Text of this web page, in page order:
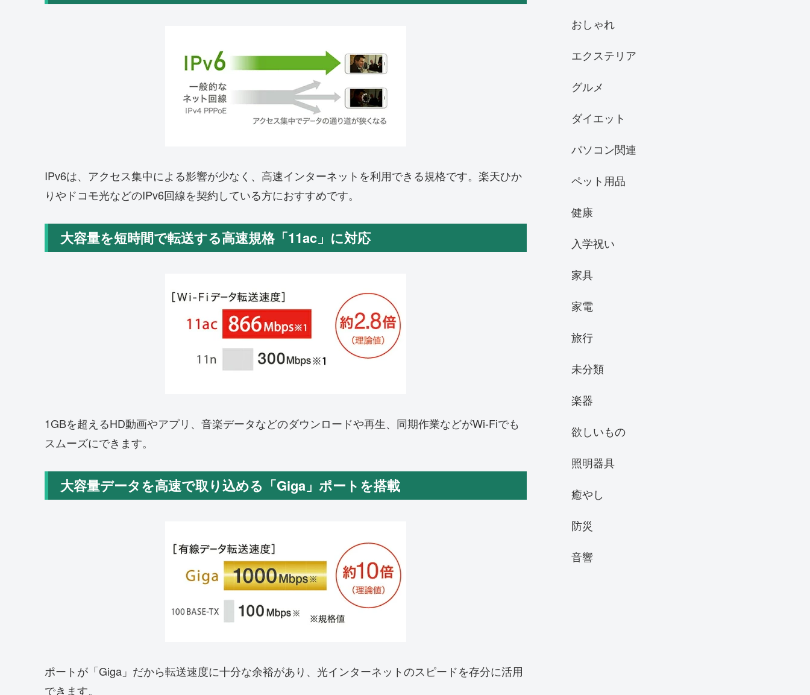
IPv6は、アクセス集中による影響が少なく、高速インターネットを利用できる規格です。楽天ひか
りやドコモ光などのIPv6回線を契約している方におすすめです。
大容量を短時間で転送する高速規格「11ac」に対応
1GBを超えるHD動画やアプリ、音楽データなどのダウンロードや再生、同期作業などがWi-Fiでも
スムーズにできます。
大容量データを高速で取り込める「Giga」ポートを搭載
ポートが「Giga」だから転送速度に十分な余裕があり、光インターネットのスピードを存分に活用
できます。
おしゃれ
エクステリア
グルメ
ダイエット
パソコン関連
ペット用品
健康
入学祝い
家具
家電
旅行
未分類
楽器
欲しいもの
照明器具
癒やし
防災
音響